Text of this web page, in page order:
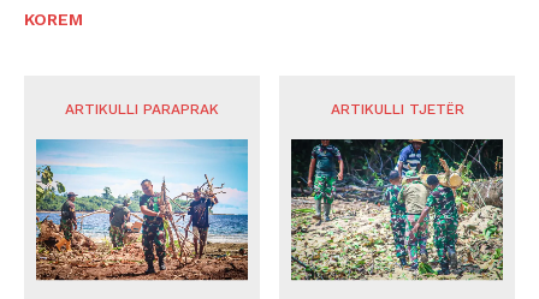
KOREM
ARTIKULLI PARAPRAK ARTIKULLI TJETËR